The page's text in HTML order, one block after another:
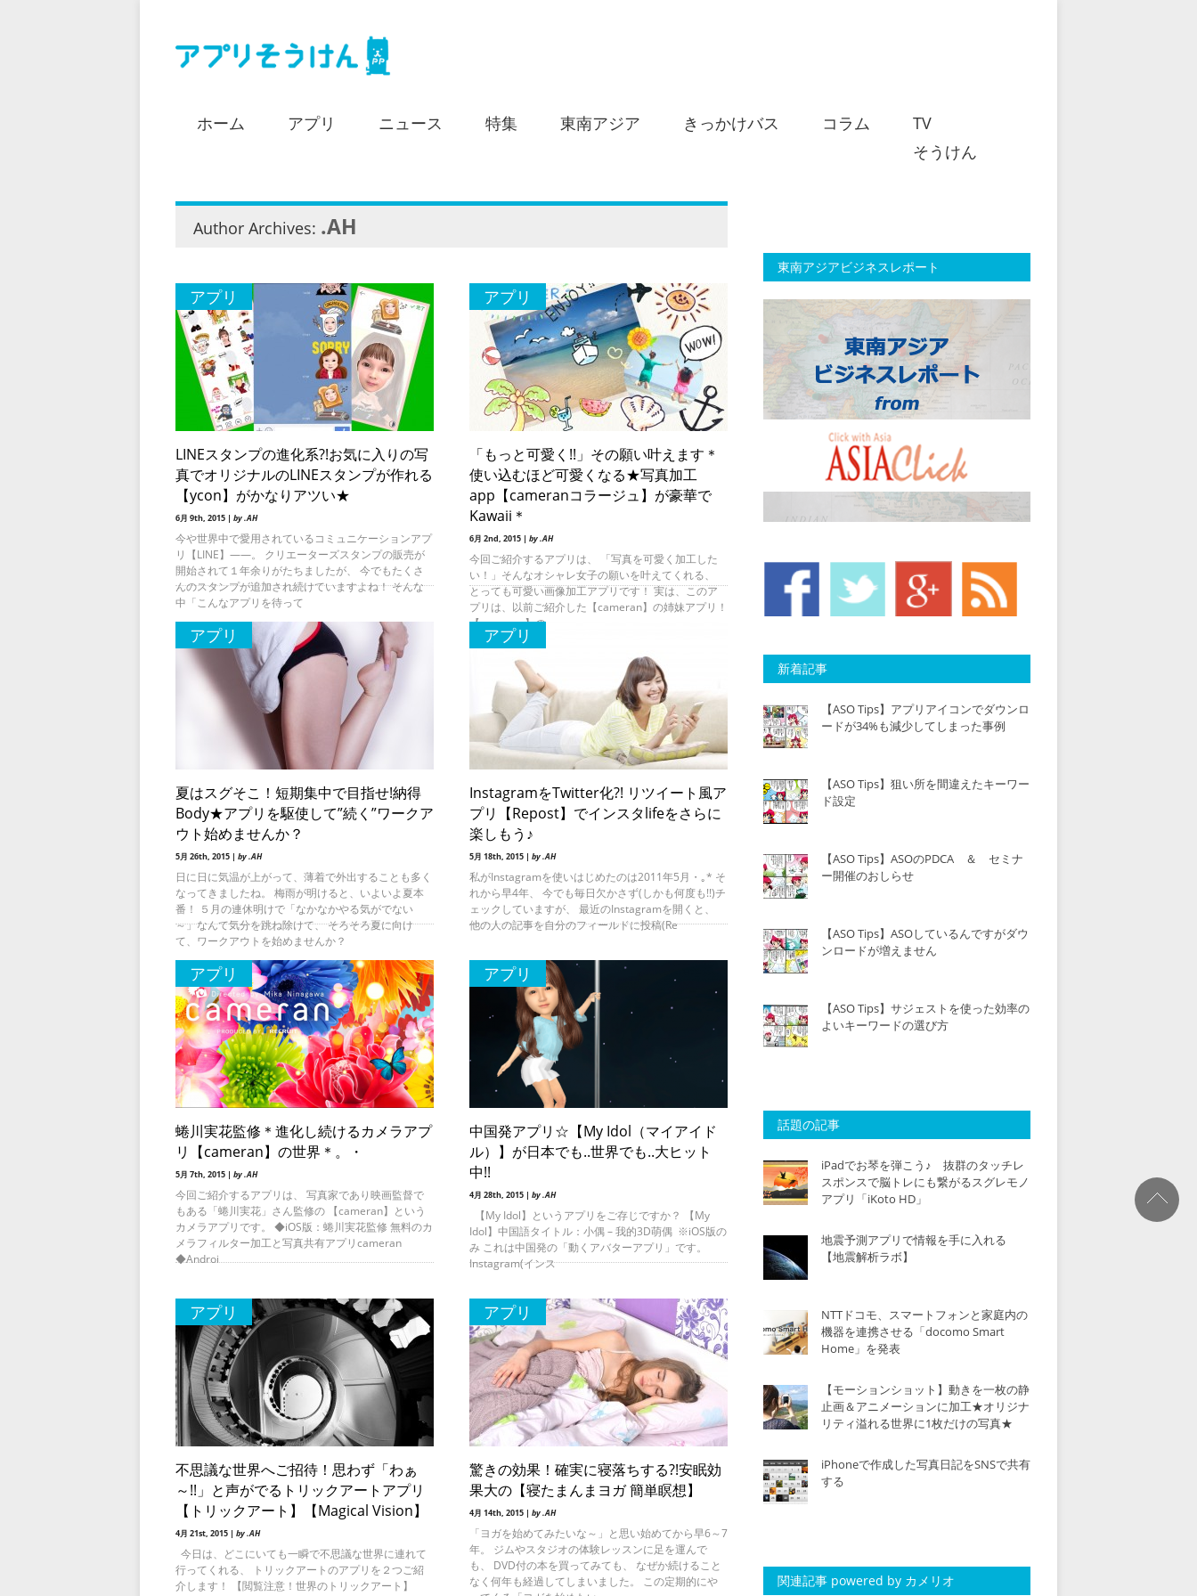
ホーム アプリ ニュース 特集 東南アジア きっかけバス コラム
TV
そうけん
Author Archives: .AH
アプリ
LINEスタンプの進化系?!お気に入りの写
真でオリジナルのLINEスタンプが作れる
【ycon】がかなりアツい★
6月 9th, 2015 | by .AH
今や世界中で愛用されているコミュニケーションアプ
リ【LINE】――。 クリエーターズスタンプの販売が
開始されて１年余りがたちましたが、 今でもたくさ
んのスタンプが追加され続けていますよね！ そんな
中「こんなアプリを待って
アプリ
「もっと可愛く!!」その願い叶えます＊
使い込むほど可愛くなる★写真加工
app【cameranコラージュ】が豪華で
Kawaii＊
6月 2nd, 2015 | by .AH
今回ご紹介するアプリは、 「写真を可愛く加工した
い！」そんなオシャレ女子の願いを叶えてくれる、
とっても可愛い画像加工アプリです！ 実は、このア
プリは、以前ご紹介した【cameran】の姉妹アプリ！
【cameran】の
アプリ
夏はスグそこ！短期集中で目指せ!納得
Body★アプリを駆使して”続く”ワークア
ウト始めませんか？
5月 26th, 2015 | by .AH
日に日に気温が上がって、薄着で外出することも多く
なってきましたね。 梅雨が明けると、いよいよ夏本
番！ ５月の連休明けで「なかなかやる気がでない
～」なんて気分を跳ね除けて、 そろそろ夏に向け
て、ワークアウトを始めませんか？
アプリ
InstagramをTwitter化?! リツイート風ア
プリ【Repost】でインスタlifeをさらに
楽しもう♪
5月 18th, 2015 | by .AH
私がInstagramを使いはじめたのは2011年5月・｡* そ
れから早4年、 今でも毎日欠かさず(しかも何度も!!)チ
ェックしていますが、 最近のInstagramを開くと、
他の人の記事を自分のフィールドに投稿(Re
アプリ
蜷川実花監修＊進化し続けるカメラアプ
リ【cameran】の世界＊。・
5月 7th, 2015 | by .AH
今回ご紹介するアプリは、 写真家であり映画監督で
もある「蜷川実花」さん監修の 【cameran】という
カメラアプリです。 ◆iOS版：蜷川実花監修 無料のカ
メラフィルター加工と写真共有アプリcameran
◆Androi
アプリ
中国発アプリ☆【My Idol（マイアイド
ル）】が日本でも..世界でも..大ヒット
中!!
4月 28th, 2015 | by .AH
【My Idol】というアプリをご存じですか？ 【My
Idol】中国語タイトル：小偶 – 我的3D萌偶 ※iOS版の
み これは中国発の「動くアバターアプリ」です。
Instagram(インス
アプリ
不思議な世界へご招待！思わず「わぁ
～!!」と声がでるトリックアートアプリ
【トリックアート】【Magical Vision】
4月 21st, 2015 | by .AH
今日は、どこにいても一瞬で不思議な世界に連れて
行ってくれる、 トリックアートのアプリを２つご紹
介します！ 【閲覧注意！世界のトリックアート】
アプリ
驚きの効果！確実に寝落ちする?!安眠効
果大の【寝たまんまヨガ 簡単瞑想】
4月 14th, 2015 | by .AH
「ヨガを始めてみたいな～」と思い始めてから早6～7
年。 ジムやスタジオの体験レッスンに足を運んで
も、 DVD付の本を買ってみても、 なぜか続けること
なく何年も経過してしまいました。 この定期的にや
東南アジアビジネスレポート
新着記事
【ASO Tips】アプリアイコンでダウンロ
ードが34%も減少してしまった事例
【ASO Tips】狙い所を間違えたキーワー
ド設定
【ASO Tips】ASOのPDCA ＆ セミナ
ー開催のおしらせ
【ASO Tips】ASOしているんですがダウ
ンロードが増えません
【ASO Tips】サジェストを使った効率の
よいキーワードの選び方
話題の記事
iPadでお琴を弾こう♪ 抜群のタッチレ
スポンスで脳トレにも繋がるスグレモノ
アプリ「iKoto HD」
地震予測アプリで情報を手に入れる
【地震解析ラボ】
NTTドコモ、スマートフォンと家庭内の
機器を連携させる「docomo Smart
Home」を発表
【モーションショット】動きを一枚の静
止画＆アニメーションに加工★オリジナ
リティ溢れる世界に1枚だけの写真★
iPhoneで作成した写真日記をSNSで共有
する
関連記事 powered by カメリオ